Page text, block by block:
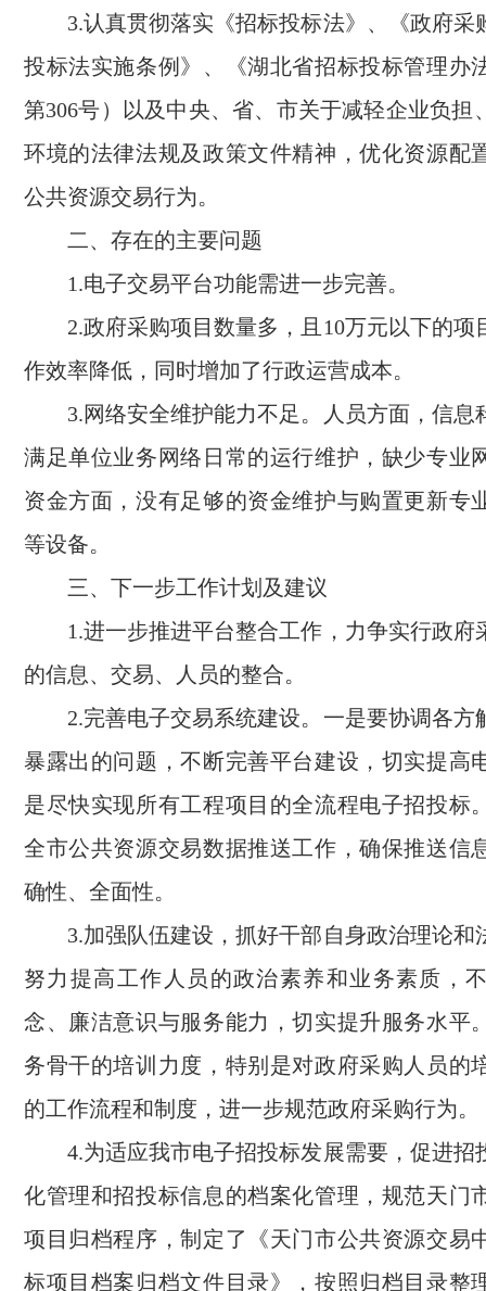
3.认真贯彻落实《招标投标法》、《政府采
投标法实施条例》、《湖北省招标投标管理办
第306号）以及中央、省、市关于减轻企业负担
环境的法律法规及政策文件精神，优化资源配
公共资源交易行为。
二、存在的主要问题
1.电子交易平台功能需进一步完善。
2.政府采购项目数量多，且10万元以下的项
作效率降低，同时增加了行政运营成本。
3.网络安全维护能力不足。人员方面，信息
满足单位业务网络日常的运行维护，缺少专业
资金方面，没有足够的资金维护与购置更新专
等设备。
三、下一步工作计划及建议
1.进一步推进平台整合工作，力争实行政府
的信息、交易、人员的整合。
2.完善电子交易系统建设。一是要协调各方
暴露出的问题，不断完善平台建设，切实提高
是尽快实现所有工程项目的全流程电子招投标
全市公共资源交易数据推送工作，确保推送信
确性、全面性。
3.加强队伍建设，抓好干部自身政治理论和
努力提高工作人员的政治素养和业务素质，
念、廉洁意识与服务能力，切实提升服务水平
务骨干的培训力度，特别是对政府采购人员的
的工作流程和制度，进一步规范政府采购行为。
4.为适应我市电子招投标发展需要，促进招
化管理和招投标信息的档案化管理，规范天门
项目归档程序，制定了《天门市公共资源交易
标项目档案归档文件目录》，按照归档目录整